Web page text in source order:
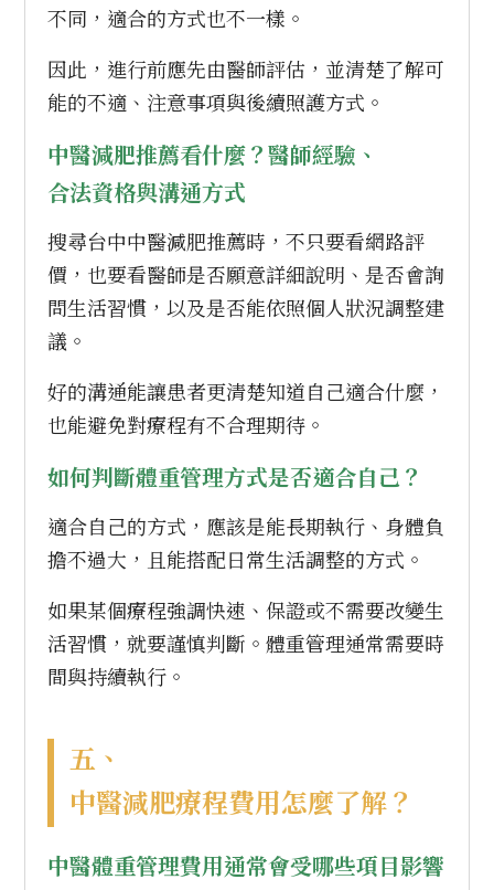
不同，適合的方式也不一樣。
因此，進行前應先由醫師評估，並清楚了解可
能的不適、注意事項與後續照護方式。
中醫減肥推薦看什麼？醫師經驗、
合法資格與溝通方式
搜尋台中中醫減肥推薦時，不只要看網路評
價，也要看醫師是否願意詳細說明、是否會詢
問生活習慣，以及是否能依照個人狀況調整建
議。
好的溝通能讓患者更清楚知道自己適合什麼，
也能避免對療程有不合理期待。
如何判斷體重管理方式是否適合自己？
適合自己的方式，應該是能長期執行、身體負
擔不過大，且能搭配日常生活調整的方式。
如果某個療程強調快速、保證或不需要改變生
活習慣，就要謹慎判斷。體重管理通常需要時
間與持續執行。
五、
中醫減肥療程費用怎麼了解？
中醫體重管理費用通常會受哪些項目影響